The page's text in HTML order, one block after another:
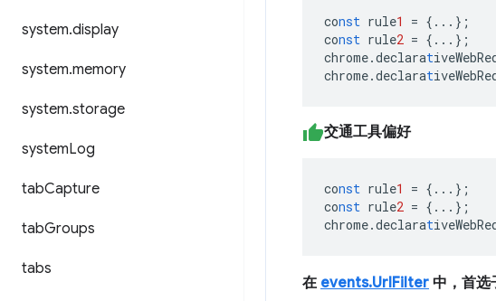
system.display
system.memory
system.storage
systemLog
tabCapture
tabGroups
tabs
const rule1 = { ... } ;
const rule2 = { ... } ;
chrome.declarat
chrome.declarat
交通工具偏好
const rule1 = { ... } ;
const rule2 = { ... } ;
chrome.declarat
在 events.UrlFilter 中，首选